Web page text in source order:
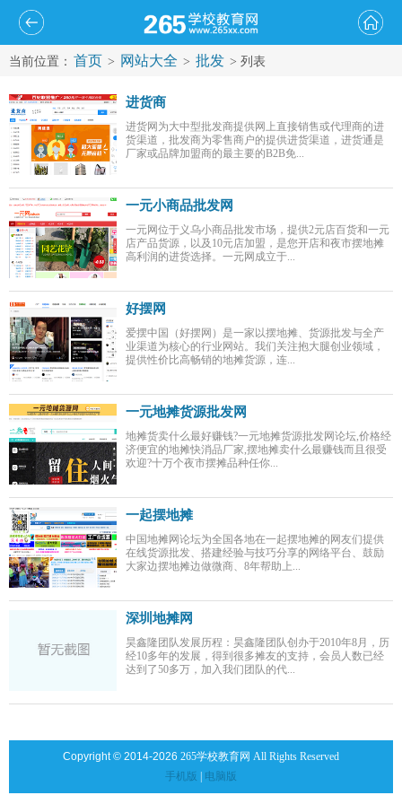
当前位置： 首页 > 网站大全 > 批发 > 列表
进货商
进货网为大中型批发商提供网上直接销售或代理商的进
货渠道，批发商为零售商户的提供进货渠道，进货通是
厂家或品牌加盟商的最主要的B2B免...
一元小商品批发网
一元网位于义乌小商品批发市场，提供2元店百货和一元
店产品货源，以及10元店加盟，是您开店和夜市摆地摊
高利润的进货选择。一元网成立于...
好摆网
爱摆中国（好摆网）是一家以摆地摊、货源批发与全产
业渠道为核心的行业网站。我们关注抱大腿创业领域，
提供性价比高畅销的地摊货源，连...
一元地摊货源批发网
地摊货卖什么最好赚钱?一元地摊货源批发网论坛,价格经
济便宜的地摊快消品厂家,摆地摊卖什么最赚钱而且很受
欢迎?十万个夜市摆摊品种任你...
一起摆地摊
中国地摊网论坛为全国各地在一起摆地摊的网友们提供
在线货源批发、搭建经验与技巧分享的网络平台、鼓励
大家边摆地摊边做微商、8年帮助上...
深圳地摊网
昊鑫隆团队发展历程：昊鑫隆团队创办于2010年8月，历
经10多年的发展，得到很多摊友的支持，会员人数已经
达到了50多万，加入我们团队的代...
Copyright © 2014-2026 265学校教育网 All Rights Reserved
手机版
电脑版